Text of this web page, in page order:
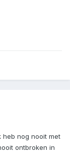
nog nooit met
ontbroken in